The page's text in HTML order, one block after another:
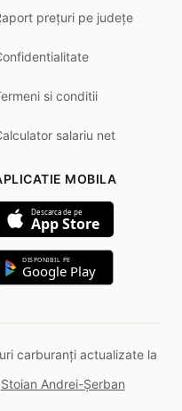
prețuri pe județe
si conditii
salariu net
MOBILA
Descarca de pe
App Store
DISPONIBIL PE
Google Play
carburanți actualizate la
Stoian Andrei-Șerban